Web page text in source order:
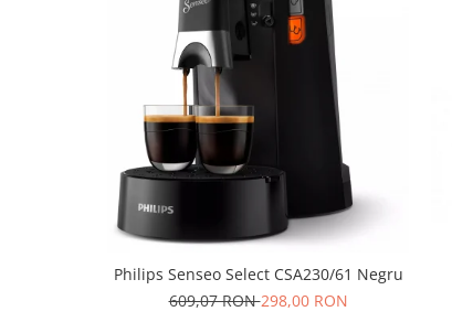
Philips Senseo Select CSA230/61 Negru
609,07 RON298,00 RON